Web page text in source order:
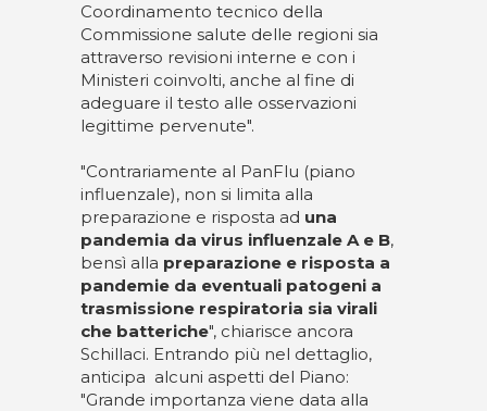
Coordinamento tecnico della
Commissione salute delle regioni sia
attraverso revisioni interne e con i
Ministeri coinvolti, anche al fine di
adeguare il testo alle osservazioni
legittime pervenute".
"Contrariamente al PanFlu (piano
influenzale), non si limita alla
preparazione e risposta ad una
pandemia da virus influenzale A e B,
bensì alla preparazione e risposta a
pandemie da eventuali patogeni a
trasmissione respiratoria sia virali
che batteriche", chiarisce ancora
Schillaci. Entrando più nel dettaglio,
anticipa alcuni aspetti del Piano:
"Grande importanza viene data alla